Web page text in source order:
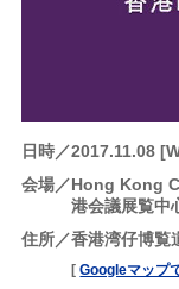
日時
2017.11.08
会場
Hong Kong
港会議展覧中
住所
香港湾仔博覧
[Googleマップ